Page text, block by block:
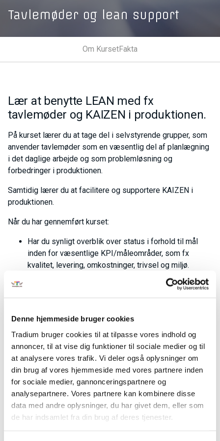
Denne hjemmeside bruger cookies
Tradium bruger cookies til at tilpasse vores indhold og
annoncer, til at vise dig funktioner til sociale medier og til
at analysere vores trafik. Vi deler også oplysninger om
din brug af vores hjemmeside med vores partnere inden
for sociale medier, gannonceringspartnere og
analysepartnere. Vores partnere kan kombinere disse
data med andre oplysninger, du har givet dem, eller som
de har indsamlet fra din brug af deres tjenester.
Tavlemøder og lean support
Om KursetFakta
Lær at benytte LEAN med fx
tavlemøder og KAIZEN i produktionen.
På kurset lærer du at tage del i selvstyrende grupper, som
anvender tavlemøder som en væsentlig del af planlægning
i det daglige arbejde og som problemløsning og
forbedringer i produktionen.
Samtidig lærer du at facilitere og supportere KAIZEN i
produktionen.
Når du har gennemført kurset:
Har du synligt overblik over status i forhold til mål
inden for væsentlige KPI/måleområder, som fx
kvalitet, levering, omkostninger, trivsel og miljø.
Kan du anvende tavlemøder som en væsentlig del af
planlægningen af det daglige arbejde samt i arbejdet
med problemløsning og forbedringer.
sikre rigtig aktivitet ud fra mål og nøgletal.
Samtidig har du efter kurset:
Praktisk kendskab til elementær facilitering ifm.
opgaveplanlægning, grundlæggende support i
forbindelse med udfyldelse af opgavebeskrivelser
PDCA (plan, do, check, act), support til opfølgning på
igangværende opgaver og projekter via kaizentavle
samt facilitering af forbedringstiltag.
Værktøjer til kommunikation og videndeling på